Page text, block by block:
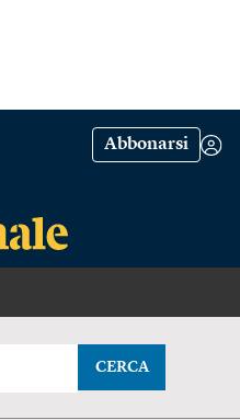
Abbonarsi
CERCA